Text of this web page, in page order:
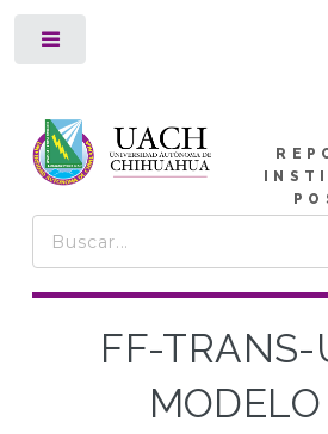
FF-TRANS-